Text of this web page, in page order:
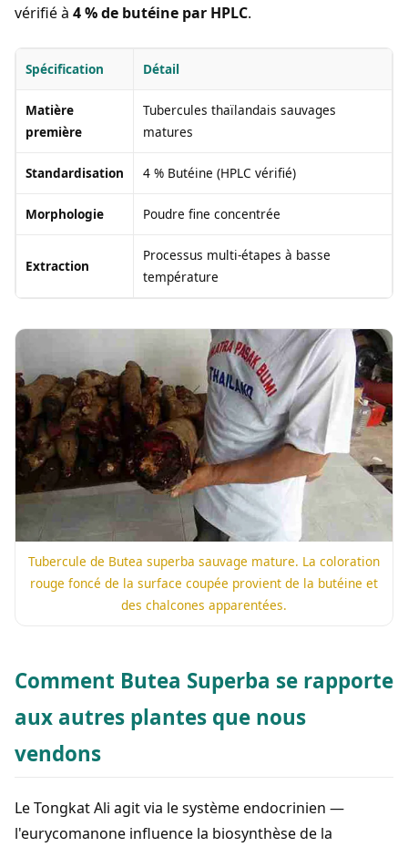
vérifié à 4 % de butéine par HPLC.
Spécification Détail
Matière
première
Tubercules thaïlandais sauvages
matures
Standardisation 4 % Butéine (HPLC vérifié)
Morphologie Poudre fine concentrée
Extraction
Processus multi-étapes à basse
température
Tubercule de Butea superba sauvage mature. La coloration
rouge foncé de la surface coupée provient de la butéine et
des chalcones apparentées.
Comment Butea Superba se rapporte
aux autres plantes que nous
vendons
Le Tongkat Ali agit via le système endocrinien —
l'eurycomanone influence la biosynthèse de la